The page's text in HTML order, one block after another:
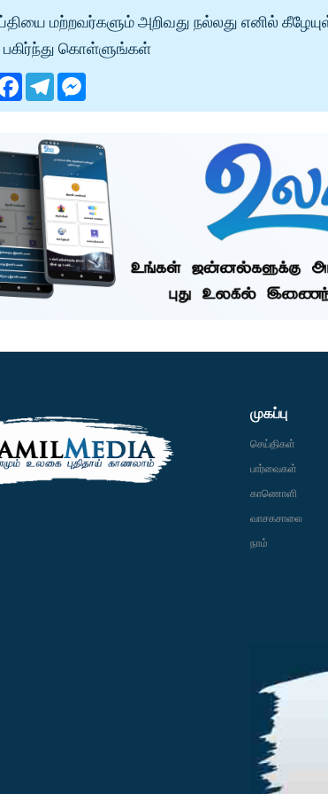
மற்றவர்களும் அறிவது நல்லது எனில்
கொள்ளுங்கள்
Facebook
Telegram
முகப்பு
செய்திகள்
பார்வைகள்
காணொளி
வாசகசாலை
நாம்